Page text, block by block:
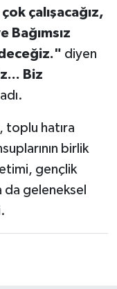
çalışacağız,
Bağımsız
diyen
Biz
toplu hatıra
birlik
gençlik
da geleneksel